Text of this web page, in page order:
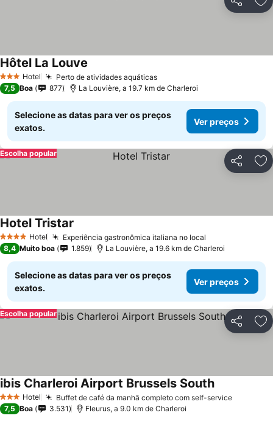
Partilhar
3 EstrelasHotel Perto de atividades aquáticas
Hôtel La Louve
7,5 Boa 877 La Louvière, a 19.7 km de Charleroi
Selecione as datas para ver os preços
exatos.
Ver preços
Partilhar
Escolha popular
4 EstrelasHotel Experiência gastronômica italiana no local
Hotel Tristar
8,4 Muito boa 1.859 La Louvière, a 19.6 km de Charleroi
Selecione as datas para ver os preços
exatos.
Ver preços
Partilhar
Escolha popular
3 EstrelasHotel Buffet de café da manhã completo com self-service
ibis Charleroi Airport Brussels South
7,5 Boa 3.531 Fleurus, a 9.0 km de Charleroi